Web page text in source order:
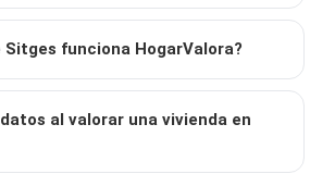
Sitges funciona HogarValora?
al valorar una vivienda en